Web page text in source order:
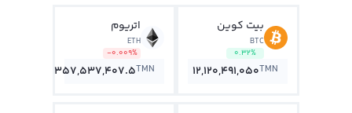
بیت کوین
BTC
0.32%
12,120,491,050TMN
اتریوم
ETH
-0.009%
357,537,407.5TMN